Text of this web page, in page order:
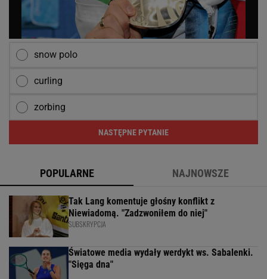
snow polo
curling
zorbing
NASTĘPNE PYTANIE
POPULARNE NAJNOWSZE
Tak Lang komentuje głośny konflikt z
Niewiadomą. "Zadzwoniłem do niej"
SUBSKRYPCJA
Światowe media wydały werdykt ws. Sabalenki.
"Sięga dna"